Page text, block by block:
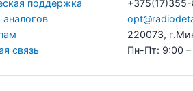
поддержка
связь
220073,
Пн-Пт: 9:00 –